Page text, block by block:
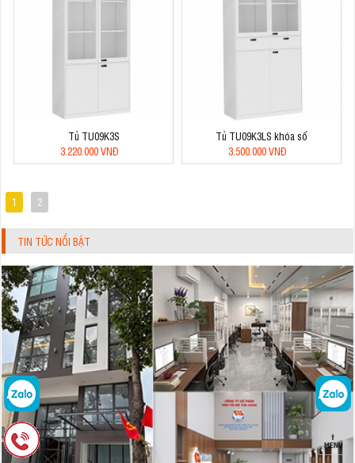
Tủ TU09K3S
3.220.000 VNĐ
Tủ TU09K3LS khóa số
3.500.000 VNĐ
1 2
TIN TỨC NỔI BẬT